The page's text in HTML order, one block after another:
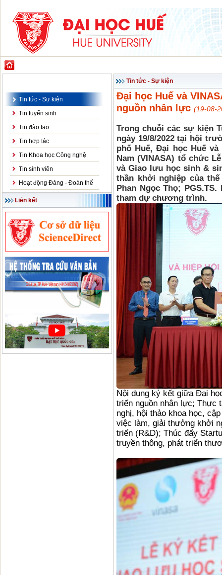
Tin tức - Sự kiện
Tin tuyển sinh
Tin đào tạo
Tin hợp tác
Tin Khoa học Công nghệ
Tin sinh viên
Hoạt động Đảng - Đoàn thể
Liên kết
Tin tức - Sự kiện
Đại học Huế và
nguồn nhân lực (19-08-
Trong chuỗi các sự kiện
ngày 19/8/2022 tại hội
phố Huế, Đại học Huế
Nam (VINASA) tổ chức
và Giao lưu học sinh &
thần khởi nghiệp của
Phan Ngọc Thọ;
tham dự chương trình.
Nội dung ký kết giữa Đại
triển nguồn nhân lực; Thực
nghị, hội thảo khoa học,
việc làm, giải thưởng khởi
triển (R&D); Thúc đẩy
truyền thông, phát triển